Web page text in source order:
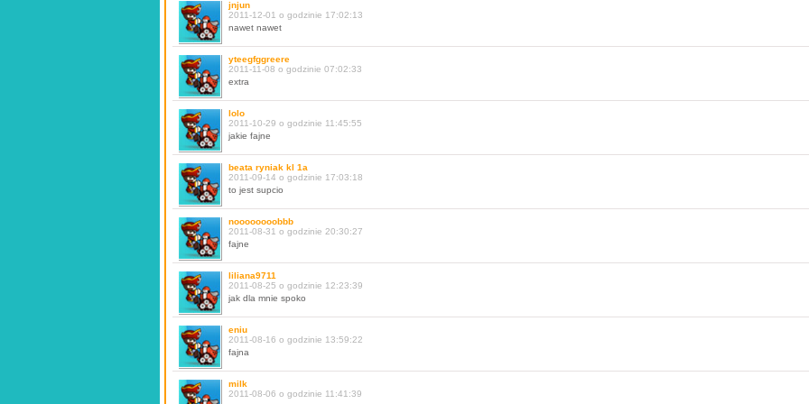
jnjun
2011-12-01 o godzinie 17:02:13
nawet nawet
yteegfggreere
2011-11-08 o godzinie 07:02:33
extra
lolo
2011-10-29 o godzinie 11:45:55
jakie fajne
beata ryniak kl 1a
2011-09-14 o godzinie 17:03:18
to jest supcio
noooooooobbb
2011-08-31 o godzinie 20:30:27
fajne
liliana9711
2011-08-25 o godzinie 12:23:39
jak dla mnie spoko
eniu
2011-08-16 o godzinie 13:59:22
fajna
milk
2011-08-06 o godzinie 11:41:39